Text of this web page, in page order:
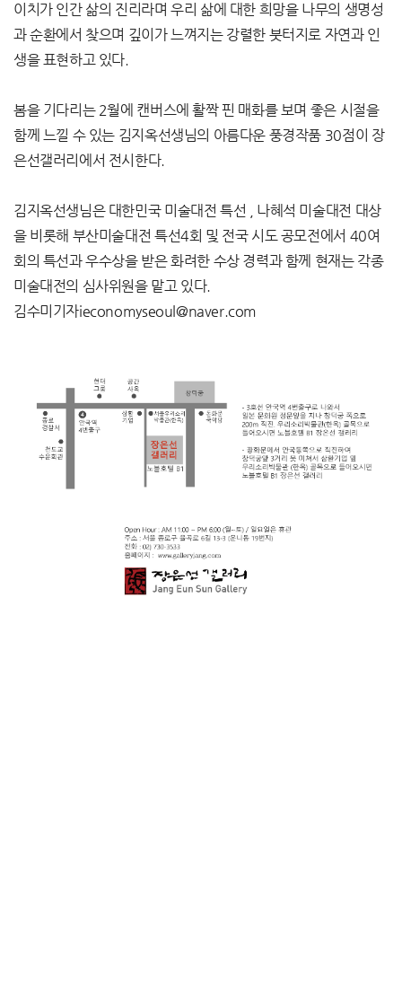
이치가 인간 삶의 진리라며 우리 삶에 대한 희망을 나무의 생명성
과 순환에서 찾으며 깊이가 느껴지는 강렬한 붓터지로 자연과 인
생을 표현하고 있다.
봄을 기다리는 2월에 캔버스에 활짝 핀 매화를 보며 좋은 시절을
함께 느낄 수 있는 김지옥선생님의 아름다운 풍경작품 30점이 장
은선갤러리에서 전시한다.
김지옥선생님은 대한민국 미술대전 특선 , 나혜석 미술대전 대상
을 비롯해 부산미술대전 특선4회 및 전국 시도 공모전에서 40여
회의 특선과 우수상을 받은 화려한 수상 경력과 함께 현재는 각종
미술대전의 심사위원을 맡고 있다.
김수미기자ieconomyseoul@naver.com